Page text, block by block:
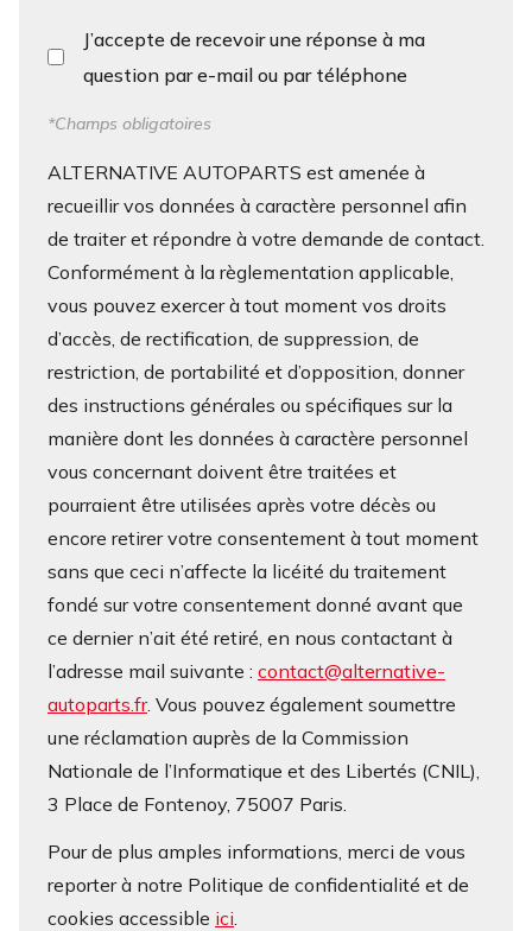
J’accepte de recevoir une réponse à ma
question par e-mail ou par téléphone
*Champs obligatoires
ALTERNATIVE AUTOPARTS est amenée à
recueillir vos données à caractère personnel afin
de traiter et répondre à votre demande de contact.
Conformément à la règlementation applicable,
vous pouvez exercer à tout moment vos droits
d’accès, de rectification, de suppression, de
restriction, de portabilité et d’opposition, donner
des instructions générales ou spécifiques sur la
manière dont les données à caractère personnel
vous concernant doivent être traitées et
pourraient être utilisées après votre décès ou
encore retirer votre consentement à tout moment
sans que ceci n’affecte la licéité du traitement
fondé sur votre consentement donné avant que
ce dernier n’ait été retiré, en nous contactant à
l’adresse mail suivante : contact@alternative-
autoparts.fr. Vous pouvez également soumettre
une réclamation auprès de la Commission
Nationale de l’Informatique et des Libertés (CNIL),
3 Place de Fontenoy, 75007 Paris.
Pour de plus amples informations, merci de vous
reporter à notre Politique de confidentialité et de
cookies accessible ici.